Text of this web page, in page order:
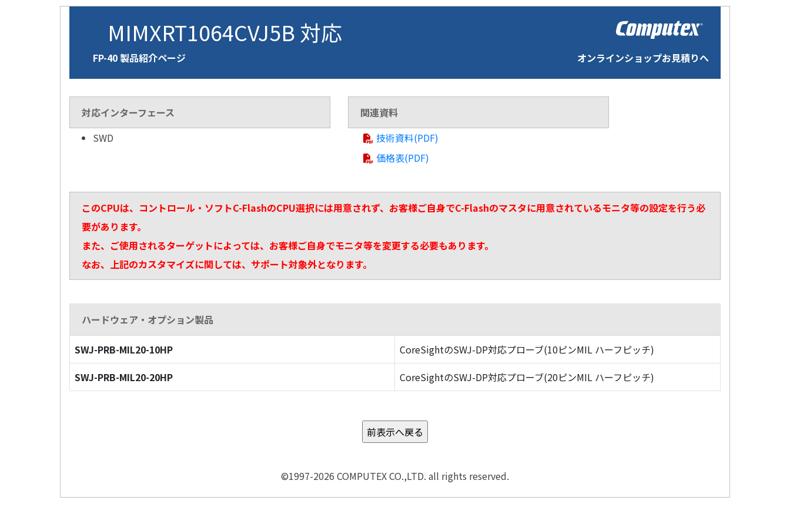
MIMXRT1064CVJ5B 対応
FP-40 製品紹介ページ オンラインショップお見積りへ
対応インターフェース
SWD
関連資料
技術資料(PDF)
価格表(PDF)
このCPUは、コントロール・ソフトC-FlashのCPU選択には用意されず、お客様ご自身でC-Flashのマスタに用意されているモニタ等の設定を行う必
要があります。
また、ご使用されるターゲットによっては、お客様ご自身でモニタ等を変更する必要もあります。
なお、上記のカスタマイズに関しては、サポート対象外となります。
ハードウェア・オプション製品
SWJ-PRB-MIL20-10HP
CoreSightのSWJ-DP対応プローブ(10ピンMIL ハーフピッチ)
SWJ-PRB-MIL20-20HP
CoreSightのSWJ-DP対応プローブ(20ピンMIL ハーフピッチ)
©1997-2026 COMPUTEX CO.,LTD. all rights reserved.